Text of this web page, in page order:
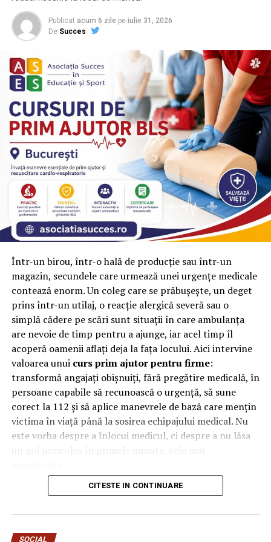
procedat altfel. Cum?
1. Sisteme fotovoltaice de 5.4kw, similar cu cel de
mai jos.
Pentru fiecare locuință din România, 100% subvenționat
de stat.
Statisticile spun că în România sunt aproximativ 12
milioane de locuințe.
În momentul în care scriu acest articol,un sistem
fotovoltaic de 5.4kw costă aproximativ 7.038 euro „la
cheie”, 100% funcțional, cu dosar de prosumator
întocmit, cu transmiterea energiei în rețea, recuperarea
acesteia când îți este necesară, compensarea facturilor.
Practic, salvarea de la dezastru,salvarea de la a plăti
nelimitat facturi abuziv pompate, facturi crescute
Bun, să trecem la calcule:
Publicat acum 6 zile pe iulie 31, 2026
De Succes
Într-un birou, într-o hală de producție sau într-un
magazin, secundele care urmează unei urgențe medicale
contează enorm. Un coleg care se prăbușește, un deget
prins într-un utilaj, o reacție alergică severă sau o
simplă cădere pe scări sunt situații în care ambulanța
are nevoie de timp pentru a ajunge, iar acel timp îl
acoperă oamenii aflați deja la fața locului. Aici intervine
valoarea unui curs prim ajutor pentru firme:
transformă angajați obișnuiți, fără pregătire medicală, în
persoane capabile să recunoască o urgență, să sune
corect la 112 și să aplice manevrele de bază care mențin
victima în viață până la sosirea echipajului medical. Nu
este vorba despre a înlocui medicul, ci despre a nu lăsa
De ce contează primele minute
la locul de muncă
CITESTE IN CONTINUARE
SOCIAL